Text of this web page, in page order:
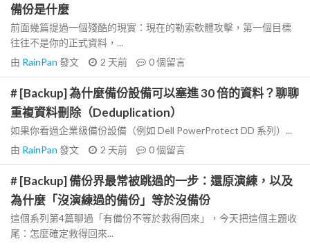
備份是什麼
前面幾篇提過一個殘酷的現實：現在的勒索軟體攻擊，第一個目標
往往不是你的正式資料，...
由 RainPan 發文 2 天前 0個留言
# [Backup] 為什麼備份設備可以塞進 30 倍的資料？聊聊
重複資料刪除（Deduplication）
如果你看過企業級備份設備（例如 Dell PowerProtect DD 系列）...
由 RainPan 發文 2 天前 0個留言
# [Backup] 備份界最常被跳過的一步：還原演練，以及
為什麼「沒演練過的備份」等於沒備份
這個系列第4篇聊過「有備份不等於救得回來」，今天把這個主題收
尾：怎麼確定救得回來...